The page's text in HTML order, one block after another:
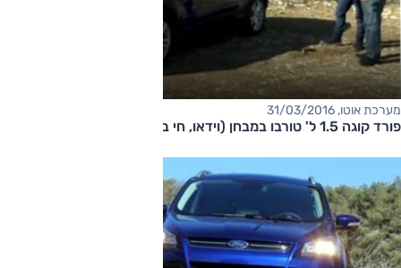
מערכת אוטו, 31/03/2016
פורד קוגה 1.5 ל' טורבו במבחן (וידאו, חי בלילה)